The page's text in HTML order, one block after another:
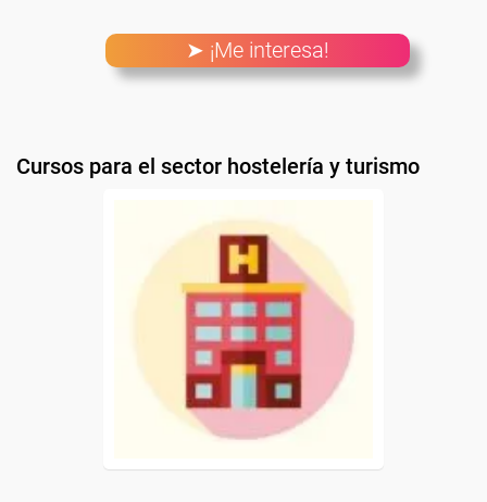
➤ ¡Me interesa!
Cursos para el sector hostelería y turismo